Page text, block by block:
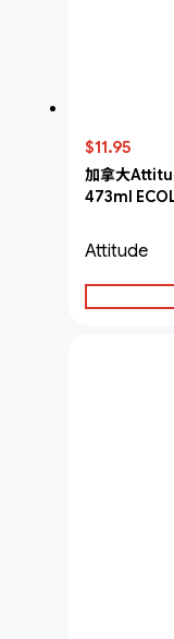
$11.95
加拿大
473ml
Attitude